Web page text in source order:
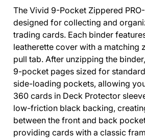
The Vivid 9-Pocket Zippered
designed for collecting and
trading cards. Each binder
leatherette cover with a matching
pull tab. After unzipping the
9-pocket pages sized for
side-loading pockets, allowing
360 cards in Deck Protector
low-friction black backing,
between the front and back
providing cards with a classic